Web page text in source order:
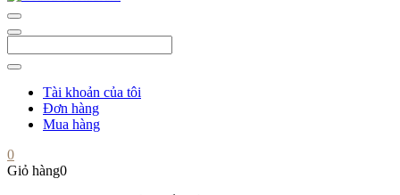
Tài khoản của tôi
Đơn hàng
Mua hàng
0
Giỏ hàng0